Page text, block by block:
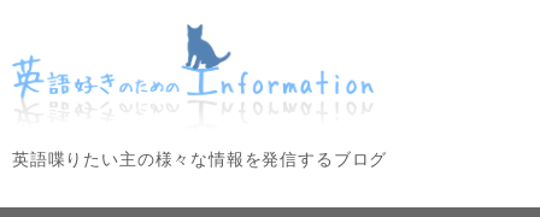
英語喋りたい主の様々な情報を発信するブログ